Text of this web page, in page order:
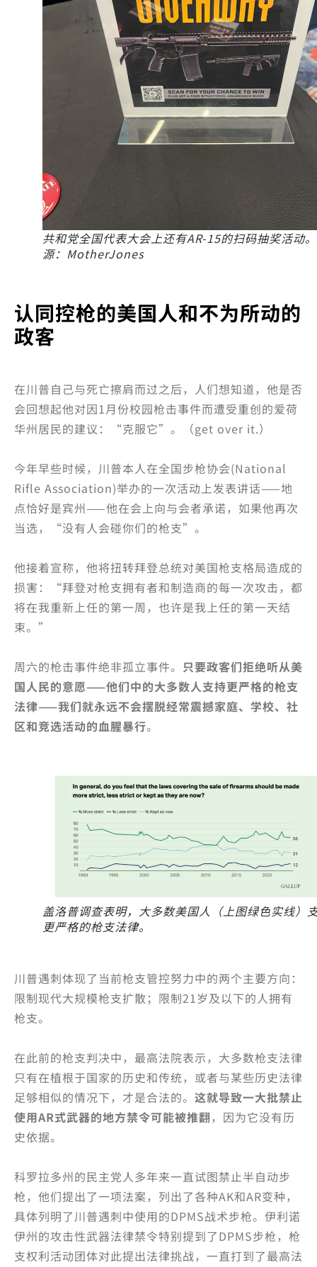
共和党全国代表大会上还有AR-15的扫码抽奖活动
源：MotherJones
认同控枪的美国人和不为所动的
政客
在川普自己与死亡擦肩而过之后，人们想知道，他是否
会回想起他对因1月份校园枪击事件而遭受重创的爱荷
华州居民的建议：“克服它”。（get over it.）
今年早些时候，川普本人在全国步枪协会(National
Rifle Association)举办的一次活动上发表讲话——地
点恰好是宾州——他在会上向与会者承诺，如果他再次
当选，“没有人会碰你们的枪支”。
他接着宣称，他将扭转拜登总统对美国枪支格局造成的
损害：“拜登对枪支拥有者和制造商的每一次攻击，都
将在我重新上任的第一周，也许是我上任的第一天结
束。”
周六的枪击事件绝非孤立事件。 只要政客们拒绝听从美
国人民的意愿——他们中的大多数人支持更严格的枪支
法律——我们就永远不会摆脱经常震撼家庭、学校、社
区和竞选活动的血腥暴行。
盖洛普调查表明，大多数美国人（上图绿色实线）
更严格的枪支法律。
川普遇刺体现了当前枪支管控努力中的两个主要方向：
限制现代大规模枪支扩散；限制21岁及以下的人拥有
枪支。
在此前的枪支判决中，最高法院表示，大多数枪支法律
只有在植根于国家的历史和传统，或者与某些历史法律
足够相似的情况下，才是合法的。 这就导致一大批禁止
使用AR式武器的地方禁令可能被推翻，因为它没有历
史依据。
科罗拉多州的民主党人多年来一直试图禁止半自动步
枪，他们提出了一项法案，列出了各种AK和AR变种，
具体列明了川普遇刺中使用的DPMS战术步枪。伊利诺
伊州的攻击性武器法律禁令特别提到了DPMS步枪，枪
支权利活动团体对此提出法律挑战，一直打到了最高法